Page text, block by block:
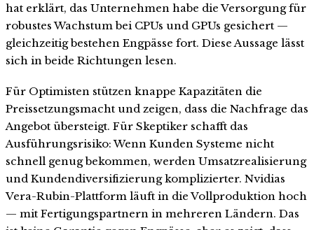
hat erklärt, das Unternehmen habe die Versorgung für
robustes Wachstum bei CPUs und GPUs gesichert —
gleichzeitig bestehen Engpässe fort. Diese Aussage lässt
sich in beide Richtungen lesen.
Für Optimisten stützen knappe Kapazitäten die
Preissetzungsmacht und zeigen, dass die Nachfrage das
Angebot übersteigt. Für Skeptiker schafft das
Ausführungsrisiko: Wenn Kunden Systeme nicht
schnell genug bekommen, werden Umsatzrealisierung
und Kundendiversifizierung komplizierter. Nvidias
Vera-Rubin-Plattform läuft in die Vollproduktion hoch
— mit Fertigungspartnern in mehreren Ländern. Das